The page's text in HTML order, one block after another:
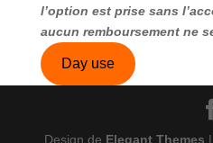
l’option est prise sans
aucun remboursement ne
Day use
Design de Elegant Themes